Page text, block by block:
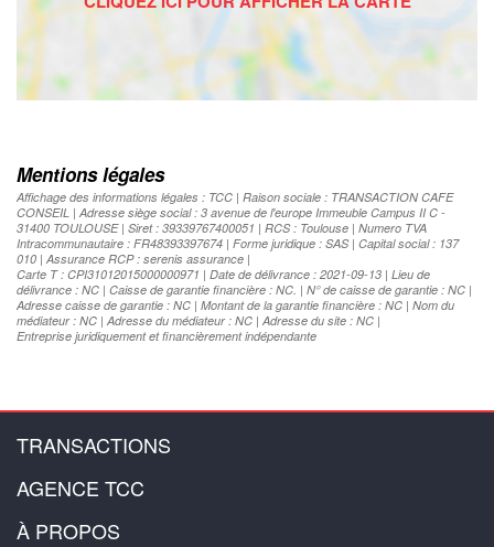
Mentions légales
Affichage des informations légales : TCC | Raison sociale : TRANSACTION CAFE
CONSEIL | Adresse siège social : 3 avenue de l'europe Immeuble Campus II C -
31400 TOULOUSE | Siret : 39339767400051 | RCS : Toulouse | Numero TVA
Intracommunautaire : FR48393397674 | Forme juridique : SAS | Capital social : 137
010 | Assurance RCP : serenis assurance |
Carte T : CPI31012015000000971 | Date de délivrance : 2021-09-13 | Lieu de
délivrance : NC | Caisse de garantie financière : NC. | N° de caisse de garantie : NC |
Adresse caisse de garantie : NC | Montant de la garantie financière : NC | Nom du
médiateur : NC | Adresse du médiateur : NC | Adresse du site : NC |
Entreprise juridiquement et financièrement indépendante
TRANSACTIONS
AGENCE TCC
À PROPOS